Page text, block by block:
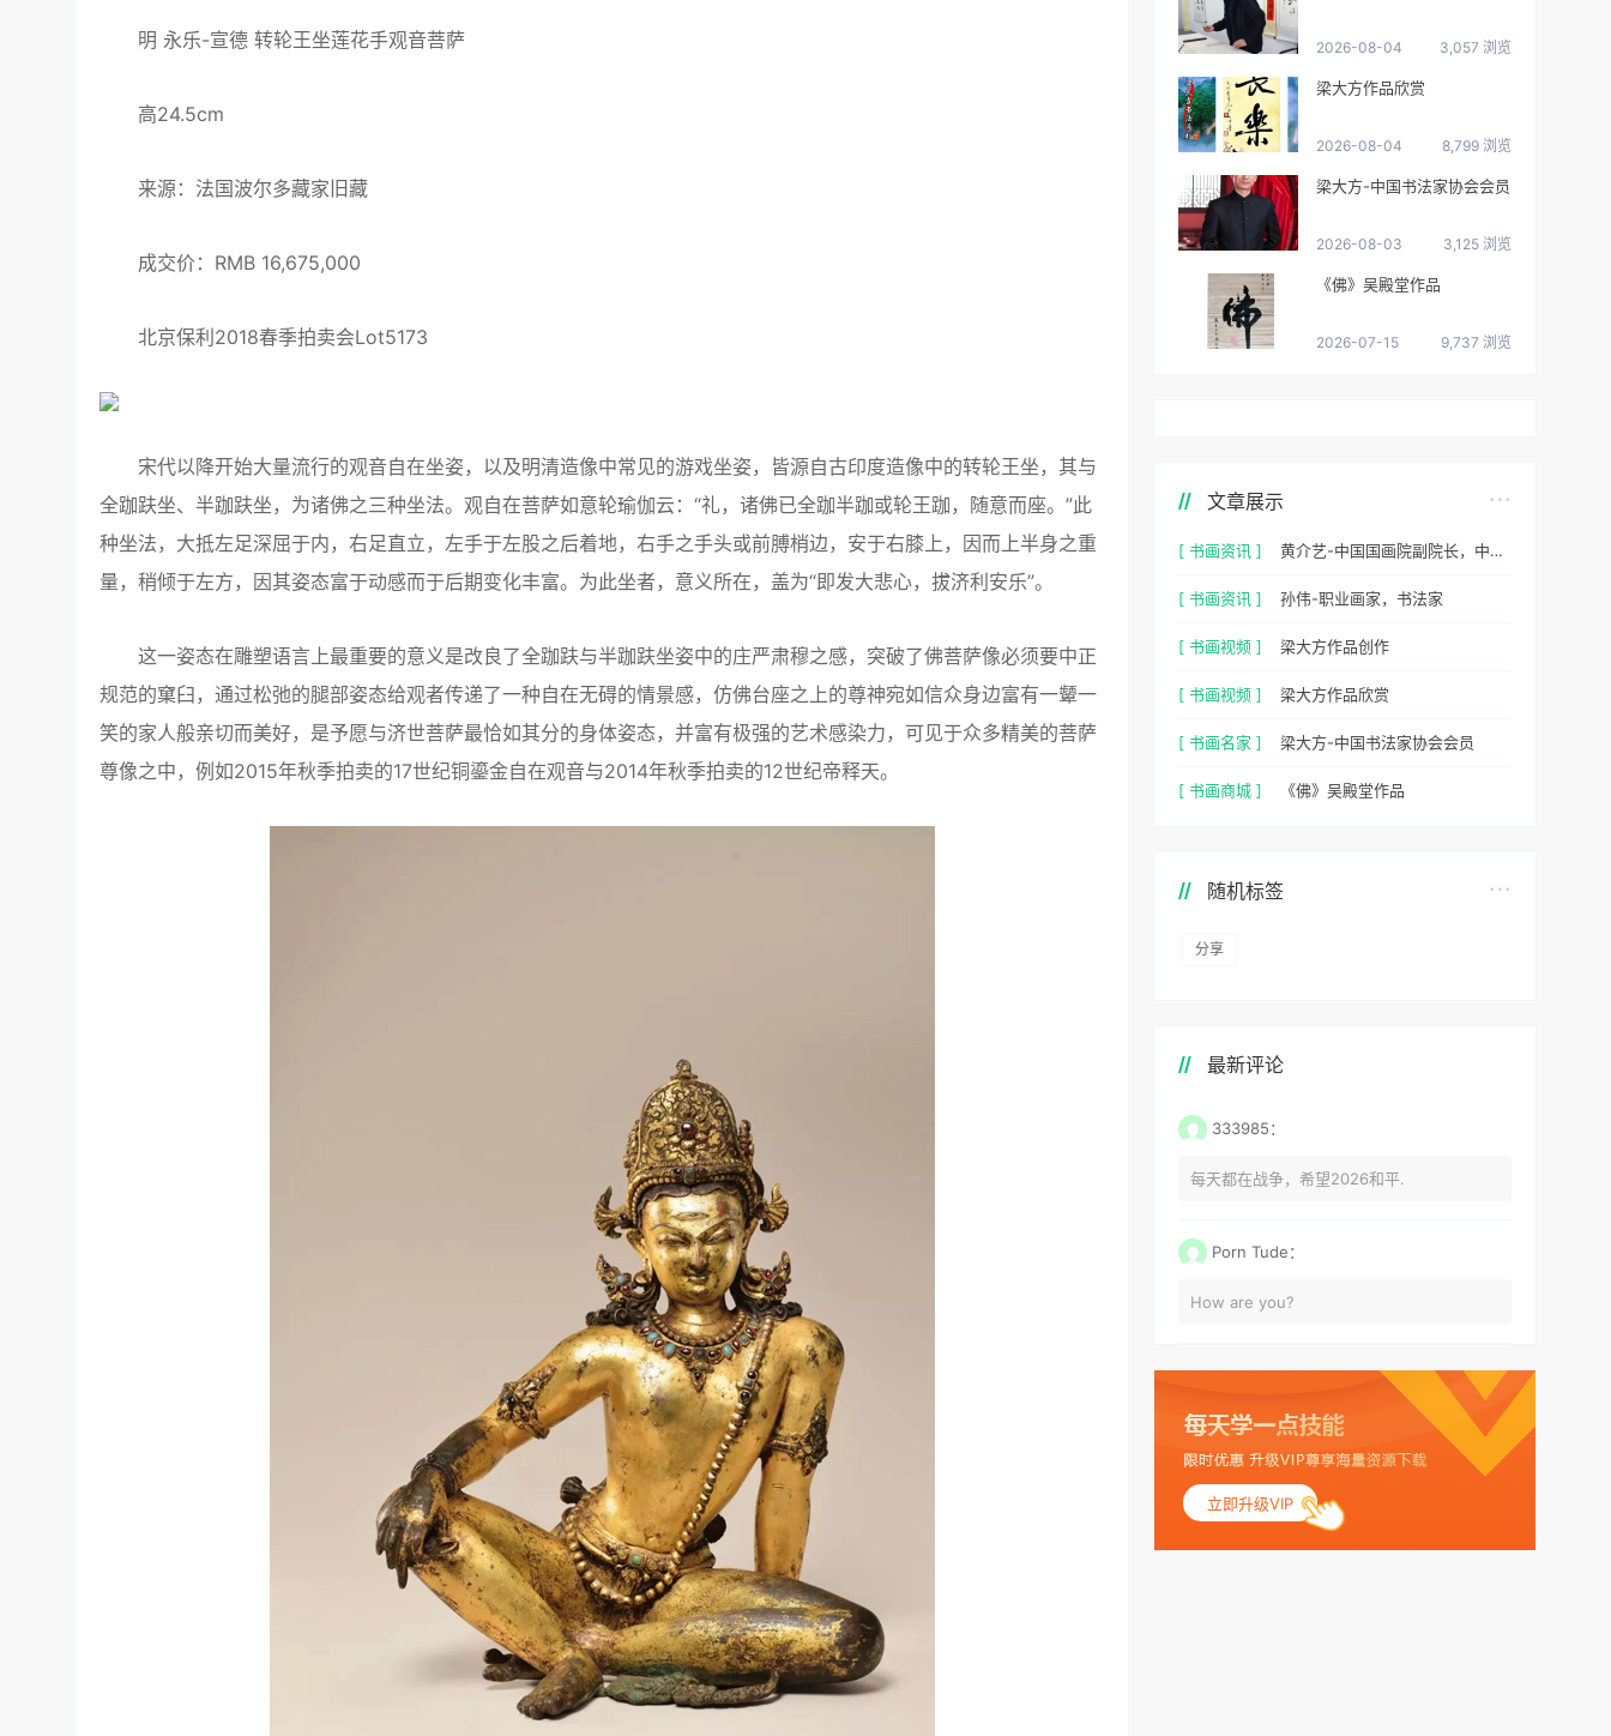
明 永乐-宣德 转轮王坐莲花手观音菩萨
高24.5cm
来源：法国波尔多藏家旧藏
成交价：RMB 16,675,000
北京保利2018春季拍卖会Lot5173
宋代以降开始大量流行的观音自在坐姿，以及明清造像中常见的游戏坐姿，皆源自古印度造像中的转轮王坐，其与
全跏趺坐、半跏趺坐，为诸佛之三种坐法。观自在菩萨如意轮瑜伽云：“礼，诸佛已全跏半跏或轮王跏，随意而座。”此
种坐法，大抵左足深屈于内，右足直立，左手于左股之后着地，右手之手头或前膊梢边，安于右膝上，因而上半身之重
量，稍倾于左方，因其姿态富于动感而于后期变化丰富。为此坐者，意义所在，盖为“即发大悲心，拔济利安乐”。
这一姿态在雕塑语言上最重要的意义是改良了全跏趺与半跏趺坐姿中的庄严肃穆之感，突破了佛菩萨像必须要中正
规范的窠臼，通过松弛的腿部姿态给观者传递了一种自在无碍的情景感，仿佛台座之上的尊神宛如信众身边富有一颦一
笑的家人般亲切而美好，是予愿与济世菩萨最恰如其分的身体姿态，并富有极强的艺术感染力，可见于众多精美的菩萨
尊像之中，例如2015年秋季拍卖的17世纪铜鎏金自在观音与2014年秋季拍卖的12世纪帝释天。
2026-08-04 3,057 浏览
梁大方作品欣赏
2026-08-04 8,799 浏览
梁大方-中国书法家协会会员
2026-08-03 3,125 浏览
《佛》吴殿堂作品
2026-07-15 9,737 浏览
文章展示
[ 书画资讯 ] 黄介艺-中国国画院副院长，中国民间书画家协会副主席
[ 书画资讯 ] 孙伟-职业画家，书法家
[ 书画视频 ] 梁大方作品创作
[ 书画视频 ] 梁大方作品欣赏
[ 书画名家 ] 梁大方-中国书法家协会会员
[ 书画商城 ] 《佛》吴殿堂作品
随机标签
分享
最新评论
333985：
每天都在战争，希望2026和平.
Porn Tude：
How are you?
立即升级VIP